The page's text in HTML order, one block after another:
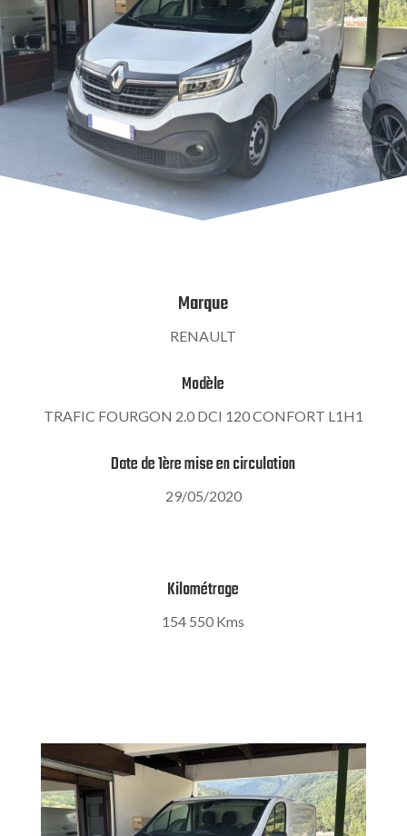
Marque
RENAULT
Modèle
TRAFIC FOURGON 2.0 DCI 120 CONFORT L1H1
Date de 1ère mise en circulation
29/05/2020
Kilométrage
154 550 Kms